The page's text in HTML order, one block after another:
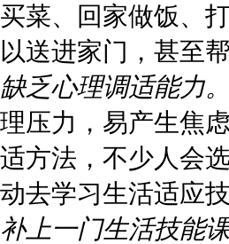
买菜、回家做饭、
以送进家门，甚至
缺乏心理调适能力。
理压力，易产生焦
适方法，不少人会
动去学习生活适应技
补上一门生活技能